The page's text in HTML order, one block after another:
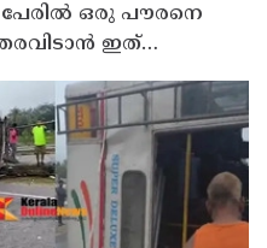
പേരില്‍ ഒരു പൗരനെ
ഇത്
; അര്‍ജുന്‍ ആയങ്കിയെ